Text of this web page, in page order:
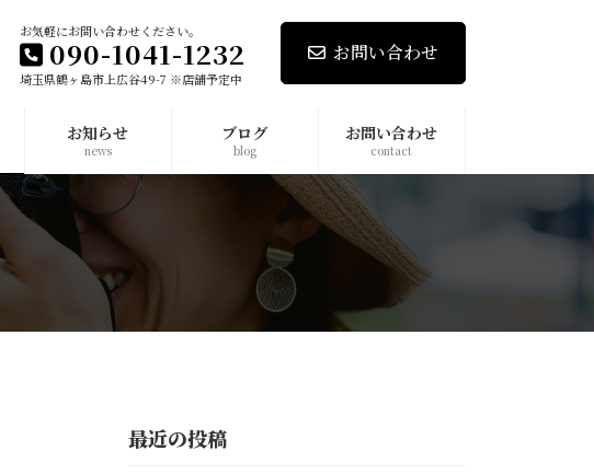
お気軽にお問い合わせください。
090-1041-1232
埼玉県鶴ヶ島市上広谷49-7 ※店舗予定中
お問い合わせ
お知らせ
news
ブログ
blog
お問い合わせ
contact
最近の投稿